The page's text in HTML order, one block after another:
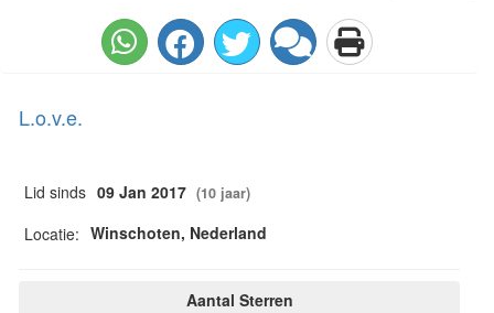
L.o.v.e.
Lid sinds 09 Jan 2017 (10 jaar)
Locatie: Winschoten, Nederland
Aantal Sterren